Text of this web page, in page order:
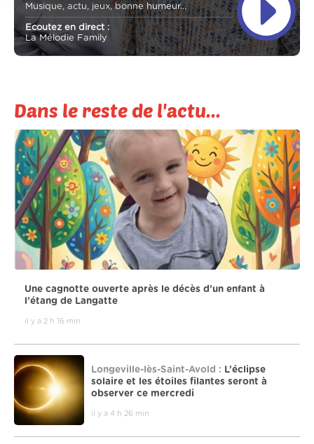
Musique, actu, jeux, bonne humeur...
Ecoutez en direct :
La Mélodie Family
Dans le reste de l'actu...
Une cagnotte ouverte après le décès d’un enfant à
l’étang de Langatte
il y a 2 h 16 min
Longeville-lès-Saint-Avold : L’éclipse
solaire et les étoiles filantes seront à
observer ce mercredi
il y a 4 h 26 min